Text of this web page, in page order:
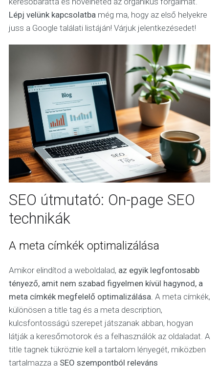
Lépj velünk kapcsolatbamég ma, hogy az első helyekre
juss a Google találati listáján! Várjuk jelentkezésedet!
SEO útmutató: On-page SEO
technikák
A meta címkék optimalizálása
Amikor elindítod a weboldalad, az egyik legfontosabb
tényező, amit nem szabad figyelmen kívül hagynod, a
meta címkék megfelelő optimalizálása. A meta címkék,
különösen a title tag és a meta description,
kulcsfontosságú szerepet játszanak abban, hogyan
látják a keresőmotorok és a felhasználók az oldaladat. A
title tagnek tükröznie kell a tartalom lényegét, miközben
tartalmazza a SEO szempontból releváns